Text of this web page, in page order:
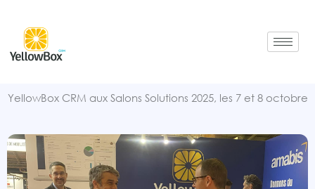
contenu
YellowBox CRM aux Salons Solutions 2025, les 7 et 8 octobre